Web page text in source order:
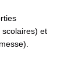
et